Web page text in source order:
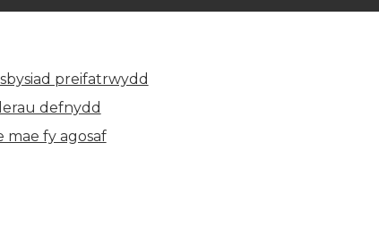
preifatrwydd
defnydd
mae fy agosaf(yn agor mewn tab newydd)